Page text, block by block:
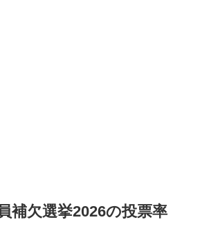
補欠選挙2026の投票率